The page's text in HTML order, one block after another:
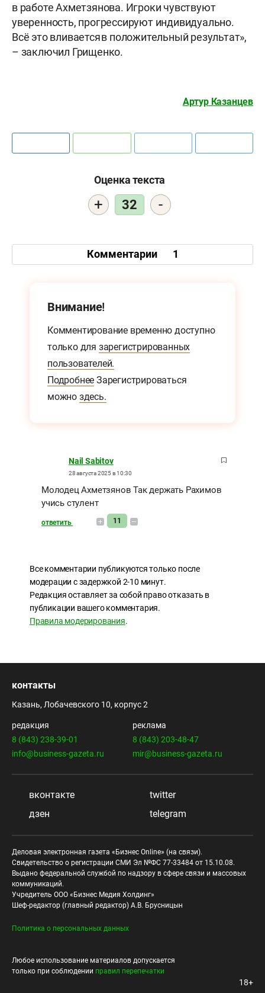
в работе Ахметзянова. Игроки чувствуют
уверенность, прогрессируют индивидуально.
Всё это вливается в положительный результат»,
– заключил Грищенко.
Артур Казанцев
Оценка текста
+ 32 -
Комментарии 1
Внимание!
Комментирование временно доступно
только для зарегистрированных
пользователей.
Подробнее Зарегистрироваться
можно здесь.
Nail Sabitov
28 августа 2025 в 10:30
Молодец Ахметзянов Так держать Рахимов
учись стулент
ответить 11
Все комментарии публикуются только после
модерации с задержкой 2-10 минут.
Редакция оставляет за собой право отказать в
публикации вашего комментария.
Правила модерирования.
контакты
Казань, Лобачевского 10, корпус 2
редакция
8 (843) 238-39-01
info@business-gazeta.ru
реклама
8 (843) 203-48-47
mir@business-gazeta.ru
вконтакте
twitter
дзен
telegram
Деловая электронная газета «Бизнес Online» (на связи).
Свидетельство о регистрации СМИ Эл №ФС 77-33484 от 15.10.08.
Выдано федеральной службой по надзору в сфере связи и массовых
коммуникаций.
Учредитель ООО «Бизнес Медия Холдинг»
Шеф-редактор (главный редактор) А.В. Брусницын
Политика о персональных данных
Любое использование материалов допускается
только при соблюдении правил перепечатки
18+